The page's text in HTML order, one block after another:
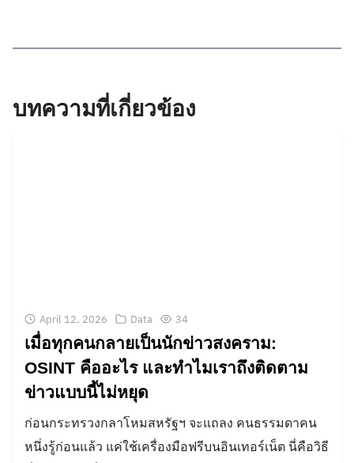
บทความที่เกี่ยวข้อง
April 12, 2026 Data 34
เมื่อทุกคนกลายเป็นนักข่าวสงคราม:
OSINT คืออะไร และทำไมเราถึงติดตาม
ข่าวแบบนี้ไม่หยุด
ก่อนกระทรวงกลาโหมสหรัฐฯ จะแถลง คนธรรมดาคน
หนึ่งรู้ก่อนแล้ว แค่ใช้เครื่องมือฟรีบนอินเทอร์เน็ต นี่คือวิธี